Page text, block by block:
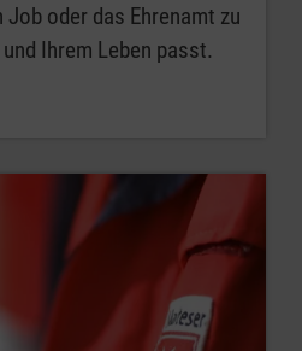
Job oder das Ehrenamt zu
Ihrem Leben passt.